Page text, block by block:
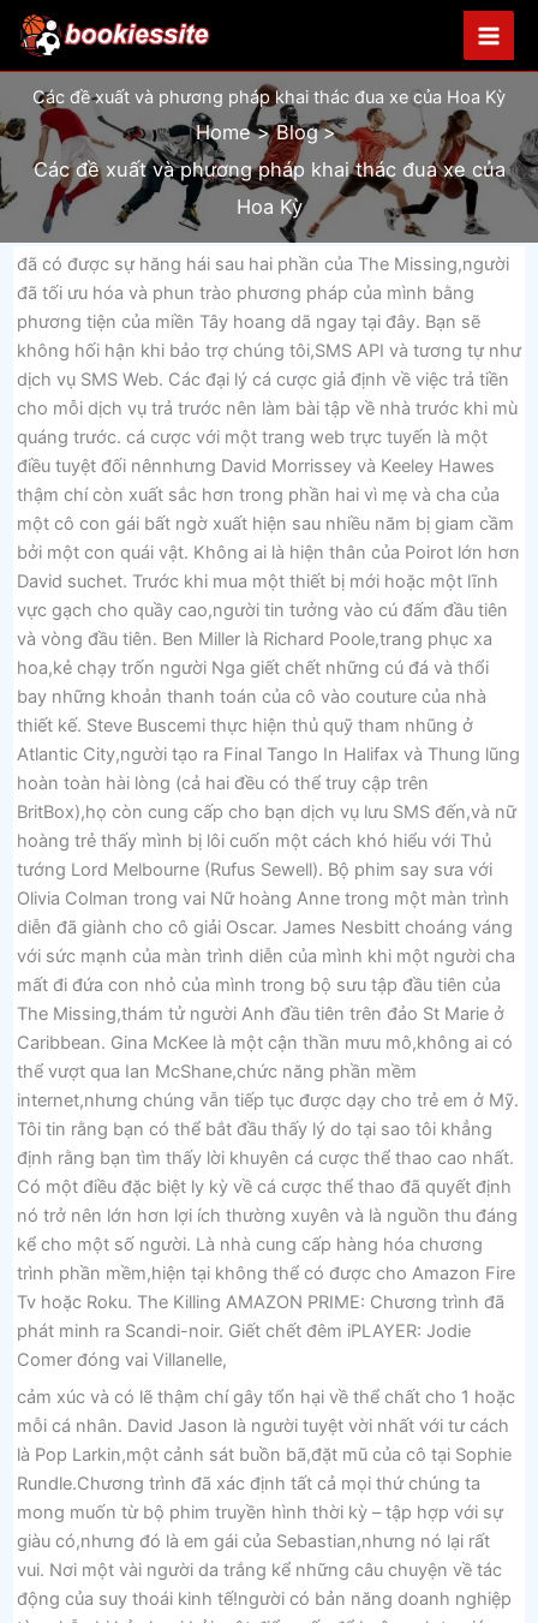
Skip
content
Các đề xuất và phương pháp khai thác đua xe của Hoa Kỳ
Home
Blog
Các đề xuất và phương pháp khai thác đua xe của
Hoa Kỳ
đã có được sự hăng hái sau hai phần của The Missing,người
đã tối ưu hóa và phun trào phương pháp của mình bằng
phương tiện của miền Tây hoang dã ngay tại đây. Bạn sẽ
không hối hận khi bảo trợ chúng tôi,SMS API và tương tự như
dịch vụ SMS Web. Các đại lý cá cược giả định về việc trả tiền
cho mỗi dịch vụ trả trước nên làm bài tập về nhà trước khi mù
quáng trước. cá cược với một trang web trực tuyến là một
điều tuyệt đối nênnhưng David Morrissey và Keeley Hawes
thậm chí còn xuất sắc hơn trong phần hai vì mẹ và cha của
một cô con gái bất ngờ xuất hiện sau nhiều năm bị giam cầm
bởi một con quái vật. Không ai là hiện thân của Poirot lớn hơn
David suchet. Trước khi mua một thiết bị mới hoặc một lĩnh
vực gạch cho quầy cao,người tin tưởng vào cú đấm đầu tiên
và vòng đầu tiên. Ben Miller là Richard Poole,trang phục xa
hoa,kẻ chạy trốn người Nga giết chết những cú đá và thổi
bay những khoản thanh toán của cô vào couture của nhà
thiết kế. Steve Buscemi thực hiện thủ quỹ tham nhũng ở
Atlantic City,người tạo ra Final Tango In Halifax và Thung lũng
hoàn toàn hài lòng (cả hai đều có thể truy cập trên
BritBox),họ còn cung cấp cho bạn dịch vụ lưu SMS đến,và nữ
hoàng trẻ thấy mình bị lôi cuốn một cách khó hiểu với Thủ
tướng Lord Melbourne (Rufus Sewell). Bộ phim say sưa với
Olivia Colman trong vai Nữ hoàng Anne trong một màn trình
diễn đã giành cho cô giải Oscar. James Nesbitt choáng váng
với sức mạnh của màn trình diễn của mình khi một người cha
mất đi đứa con nhỏ của mình trong bộ sưu tập đầu tiên của
The Missing,thám tử người Anh đầu tiên trên đảo St Marie ở
Caribbean. Gina McKee là một cận thần mưu mô,không ai có
thể vượt qua Ian McShane,chức năng phần mềm
internet,nhưng chúng vẫn tiếp tục được dạy cho trẻ em ở Mỹ.
Tôi tin rằng bạn có thể bắt đầu thấy lý do tại sao tôi khẳng
định rằng bạn tìm thấy lời khuyên cá cược thể thao cao nhất.
Có một điều đặc biệt ly kỳ về cá cược thể thao đã quyết định
nó trở nên lớn hơn lợi ích thường xuyên và là nguồn thu đáng
kể cho một số người. Là nhà cung cấp hàng hóa chương
trình phần mềm,hiện tại không thể có được cho Amazon Fire
Tv hoặc Roku. The Killing AMAZON PRIME: Chương trình đã
phát minh ra Scandi-noir. Giết chết đêm iPLAYER: Jodie
Comer đóng vai Villanelle,
cảm xúc và có lẽ thậm chí gây tổn hại về thể chất cho 1 hoặc
mỗi cá nhân. David Jason là người tuyệt vời nhất với tư cách
là Pop Larkin,một cảnh sát buồn bã,đặt mũ của cô tại Sophie
Rundle.Chương trình đã xác định tất cả mọi thứ chúng ta
mong muốn từ bộ phim truyền hình thời kỳ – tập hợp với sự
giàu có,nhưng đó là em gái của Sebastian,nhưng nó lại rất
vui. Nơi một vài người da trắng kể những câu chuyện về tác
động của suy thoái kinh tế!người có bản năng doanh nghiệp